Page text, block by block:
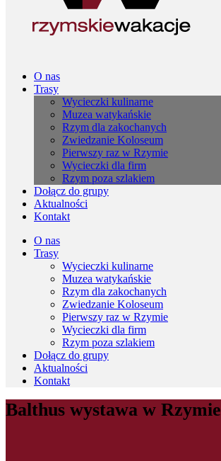
O nas
Trasy
Wycieczki kulinarne
Muzea watykańskie
Rzym dla zakochanych
Zwiedzanie Koloseum
Pierwszy raz w Rzymie
Wycieczki dla firm
Rzym poza szlakiem
Dołącz do grupy
Aktualności
Kontakt
O nas
Trasy
Wycieczki kulinarne
Muzea watykańskie
Rzym dla zakochanych
Zwiedzanie Koloseum
Pierwszy raz w Rzymie
Wycieczki dla firm
Rzym poza szlakiem
Dołącz do grupy
Aktualności
Kontakt
Balthus wystawa w Rzymie